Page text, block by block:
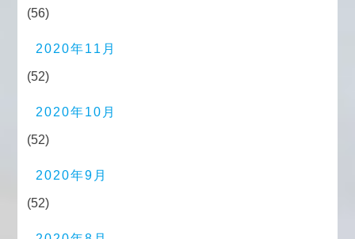
(56)
2020年11月
(52)
2020年10月
(52)
2020年9月
(52)